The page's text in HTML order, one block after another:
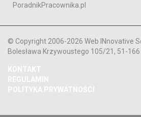
PoradnikPracownika.pl
© Copyright 2006-2026 Web INnovative
Bolesława Krzywoustego 105/21, 51-166
KONTAKT
REGULAMIN
POLITYKA PRYWATNOŚCI